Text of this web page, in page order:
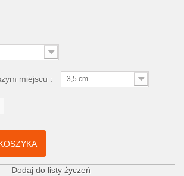
miejscu : 3,5 cm
Dodaj do listy życzeń